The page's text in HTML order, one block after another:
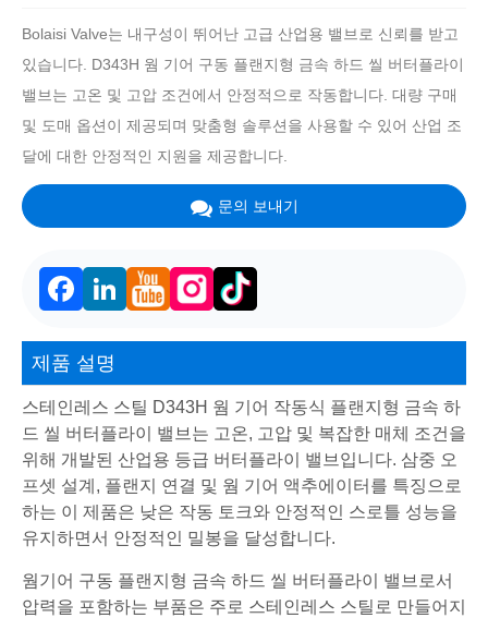
Bolaisi Valve는 내구성이 뛰어난 고급 산업용 밸브로 신뢰를 받고
있습니다. D343H 웜 기어 구동 플랜지형 금속 하드 씰 버터플라이
밸브는 고온 및 고압 조건에서 안정적으로 작동합니다. 대량 구매
및 도매 옵션이 제공되며 맞춤형 솔루션을 사용할 수 있어 산업 조
달에 대한 안정적인 지원을 제공합니다.
문의 보내기
FacebookLinkedIn
제품 설명
스테인레스 스틸 D343H 웜 기어 작동식 플랜지형 금속 하
드 씰 버터플라이 밸브는 고온, 고압 및 복잡한 매체 조건을
위해 개발된 산업용 등급 버터플라이 밸브입니다. 삼중 오
프셋 설계, 플랜지 연결 및 웜 기어 액추에이터를 특징으로
하는 이 제품은 낮은 작동 토크와 안정적인 스로틀 성능을
유지하면서 안정적인 밀봉을 달성합니다.
웜기어 구동 플랜지형 금속 하드 씰 버터플라이 밸브로서
압력을 포함하는 부품은 주로 스테인레스 스틸로 만들어지